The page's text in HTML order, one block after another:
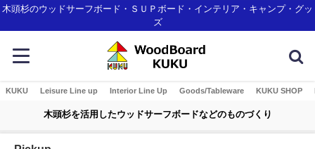
木頭杉のウッドサーフボード・ＳＵＰボード・インテリア・キャンプ・グッ
ズ
KUKU Leisure Line up Interior Line Up Goods/Tableware KUKU SHOP
木頭杉を活用したウッドサーフボードなどのものづくり